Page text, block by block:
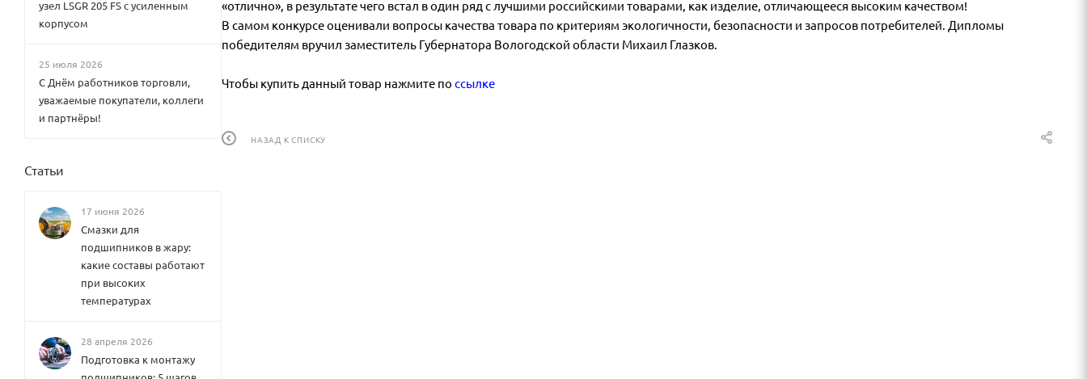
«отлично», в результате чего встал в один ряд с лучшими российскими товарами, как изделие, отличающееся высоким качеством!
В самом конкурсе оценивали вопросы качества товара по критериям экологичности, безопасности и запросов потребителей. Дипломы
победителям вручил заместитель Губернатора Вологодской области Михаил Глазков.
Чтобы купить данный товар нажмите по ссылке
НАЗАД К СПИСКУ
узел LSGR 205 FS с усиленным
корпусом
25 июля 2026
С Днём работников торговли,
уважаемые покупатели, коллеги
и партнёры!
Статьи
17 июня 2026
Смазки для
подшипников в жару:
какие составы работают
при высоких
температурах
28 апреля 2026
Подготовка к монтажу